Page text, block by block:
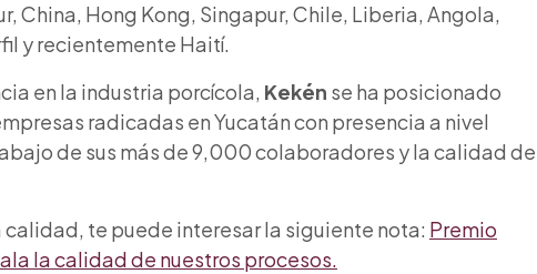
China, Hong Kong, Singapur, Chile, Liberia, Angola,
y recientemente Haití.
en la industria porcícola, Kekén se ha posicionado
radicadas en Yucatán con presencia a nivel
de sus más de 9,000 colaboradores y la calidad de
calidad, te puede interesar la siguiente nota: Premio
la calidad de nuestros procesos.